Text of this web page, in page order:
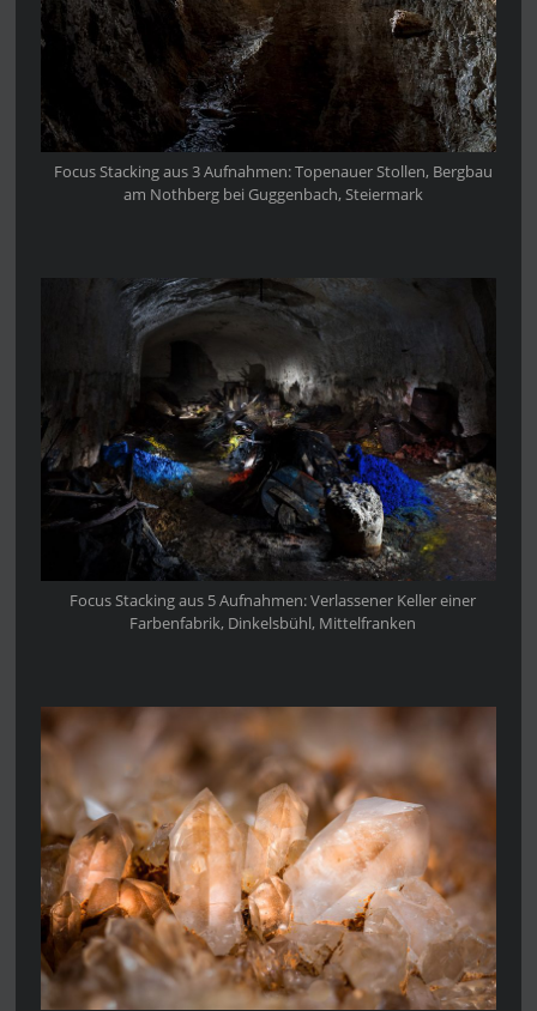
Focus Stacking aus 3 Aufnahmen: Topenauer Stollen, Bergbau
am Nothberg bei Guggenbach, Steiermark
Focus Stacking aus 5 Aufnahmen: Verlassener Keller einer
Farbenfabrik, Dinkelsbühl, Mittelfranken